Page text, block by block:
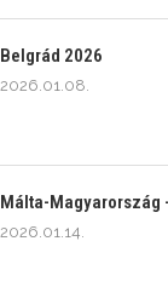
Belgrád 2026
2026.01.08.
Málta-Magyarország
2026.01.14.